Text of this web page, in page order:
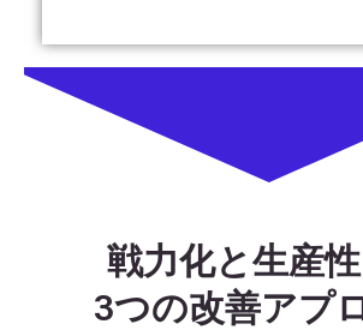
戦力化と生産
3つの改善アプ